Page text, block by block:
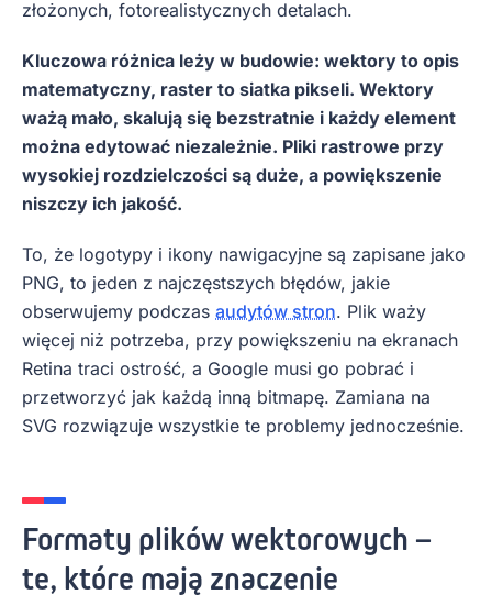
złożonych, fotorealistycznych detalach.
Kluczowa różnica leży w budowie: wektory to opis
matematyczny, raster to siatka pikseli. Wektory
ważą mało, skalują się bezstratnie i każdy element
można edytować niezależnie. Pliki rastrowe przy
wysokiej rozdzielczości są duże, a powiększenie
niszczy ich jakość.
To, że logotypy i ikony nawigacyjne są zapisane jako
PNG, to jeden z najczęstszych błędów, jakie
obserwujemy podczas audytów stron. Plik waży
więcej niż potrzeba, przy powiększeniu na ekranach
Retina traci ostrość, a Google musi go pobrać i
przetworzyć jak każdą inną bitmapę. Zamiana na
SVG rozwiązuje wszystkie te problemy jednocześnie.
Formaty plików wektorowych –
te, które mają znaczenie